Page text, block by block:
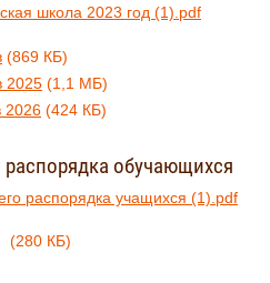
школа 2023 год (1).pdf
(869 КБ)
2025 (1,1 МБ)
2026 (424 КБ)
обучающихся
распорядка учащихся (1).pdf
(280 КБ)